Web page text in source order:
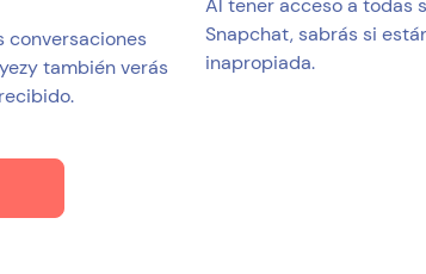
conversaciones
también verás
Al tener acceso a todas
Snapchat, sabrás si
inapropiada.